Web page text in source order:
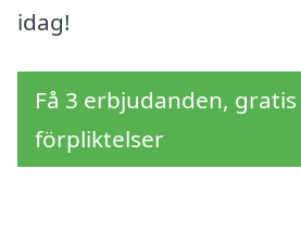
idag!
Få 3 erbjudanden,
förpliktelser